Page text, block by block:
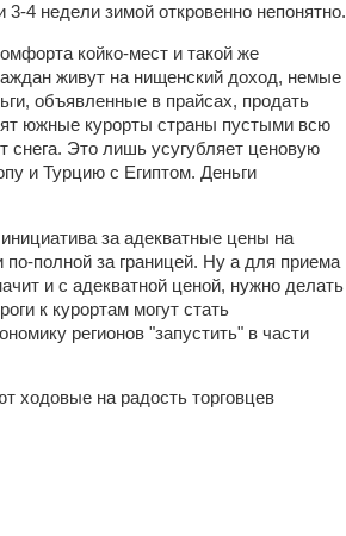
4 недели зимой откровенно непонятно.
койко-мест и такой же
живут на нищенский доход, немые
объявленные в прайсах, продать
южные курорты страны пустыми всю
снега. Это лишь усугубляет ценовую
и Турцию с Египтом. Деньги
за адекватные цены на
полной за границей. Ну а для приема
и с адекватной ценой, нужно делать
к курортам могут стать
регионов "запустить" в части
ходовые на радость торговцев